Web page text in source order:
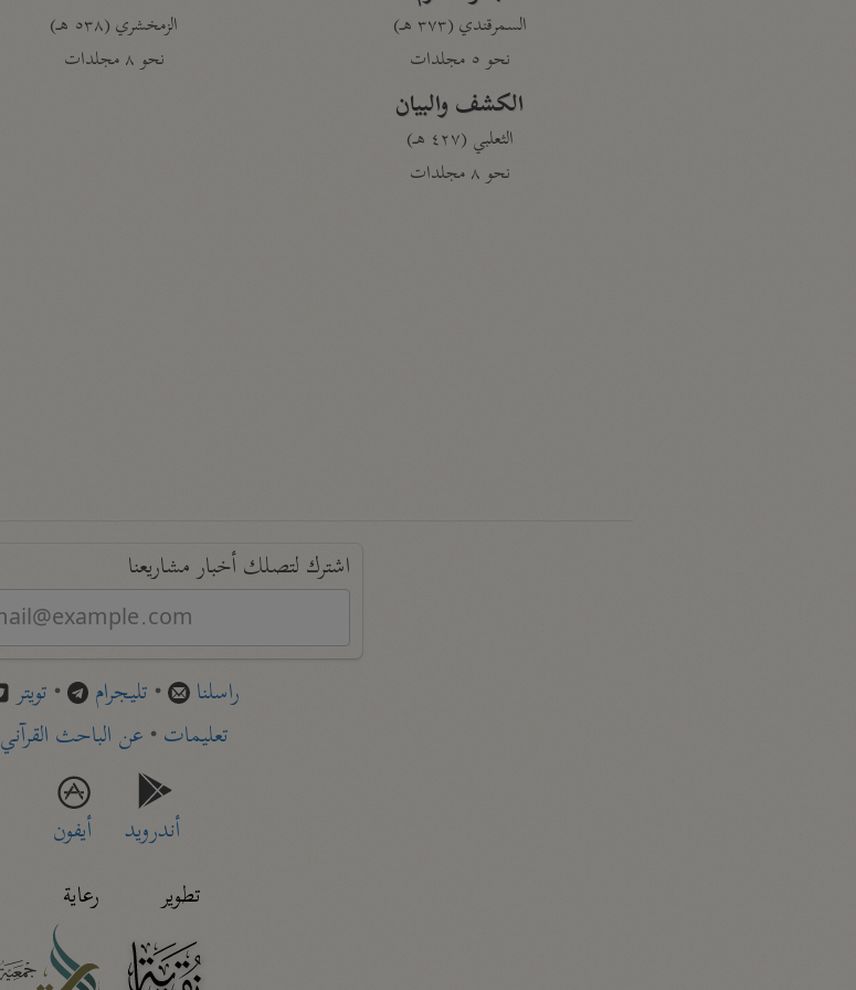
السمرقندي (٣٧٣ هـ)
نحو ٥ مجلدات
الكشف والبيان
الثعلبي (٤٢٧ هـ)
نحو ٨ مجلدات
الزمخشري (٥٣٨ هـ)
نحو ٨ مجلدات
اشترك لتصلك أخبار مشاريعنا
راسلنا • تليجرام • تويتر
تعليمات• عن الباحث القرآني
أندرويد
أيفون
تطوير
رعاية